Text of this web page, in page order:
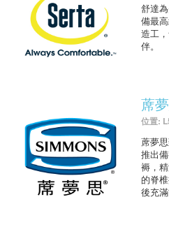
舒達
備最
造工
伴。
蓆
位置:
蓆夢
推出
褥，
的脊
後充滿